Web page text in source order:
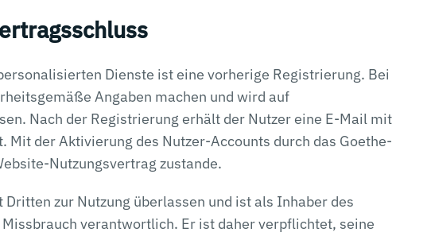
Dienste ist eine vorherige Registrierung. Bei
Angaben machen und wird auf
Nach der Registrierung erhält der Nutzer eine E-Mail mit
Mit der Aktivierung des Nutzer-Accounts durch das Goethe-
Nutzungsvertrag zustande.
zur Nutzung überlassen und ist als Inhaber des
verantwortlich. Er ist daher verpflichtet, seine